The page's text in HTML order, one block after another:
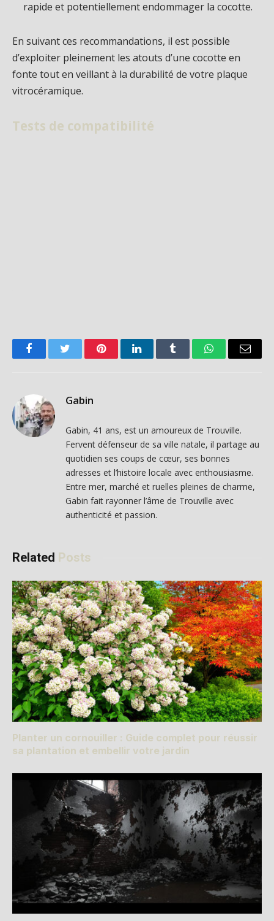
rapide et potentiellement endommager la cocotte.
En suivant ces recommandations, il est possible
d’exploiter pleinement les atouts d’une cocotte en
fonte tout en veillant à la durabilité de votre plaque
vitrocéramique.
Tests de compatibilité
FacebookTwitter PinterestLinkedInTumblr WhatsAppEmail
Gabin
Gabin, 41 ans, est un amoureux de Trouville.
Fervent défenseur de sa ville natale, il partage au
quotidien ses coups de cœur, ses bonnes
adresses et l’histoire locale avec enthousiasme.
Entre mer, marché et ruelles pleines de charme,
Gabin fait rayonner l’âme de Trouville avec
authenticité et passion.
Related Posts
Planter un cornouiller : Guide complet pour réussir
sa plantation et embellir votre jardin